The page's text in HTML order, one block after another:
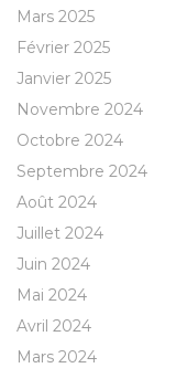
Mars 2025
Février 2025
Janvier 2025
Novembre 2024
Octobre 2024
Septembre 2024
Août 2024
Juillet 2024
Juin 2024
Mai 2024
Avril 2024
Mars 2024